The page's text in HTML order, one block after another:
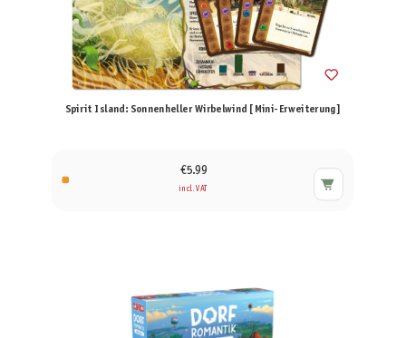
Spirit Island: Sonnenheller Wirbelwind [Mini-Erweiterung]
€5.99
incl. VAT